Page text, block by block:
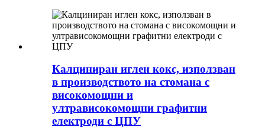
Калциниран иглен кокс, използван
в производството на стомана с
високомощни и
ултрависокомощни графитни
електроди с ЦПУ